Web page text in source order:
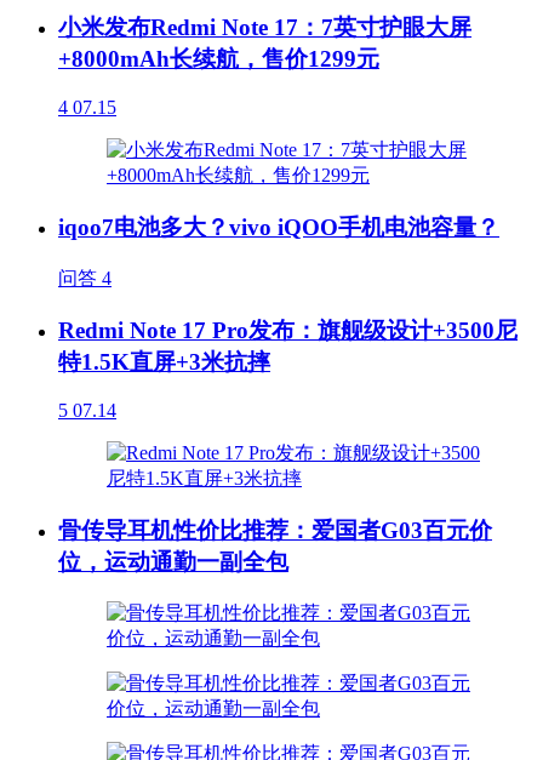
小米发布Redmi Note 17：7英寸护眼大屏
+8000mAh长续航，售价1299元
4 07.15
iqoo7电池多大？vivo iQOO手机电池容量？
问答 4
Redmi Note 17 Pro发布：旗舰级设计+3500尼
特1.5K直屏+3米抗摔
5 07.14
骨传导耳机性价比推荐：爱国者G03百元价
位，运动通勤一副全包